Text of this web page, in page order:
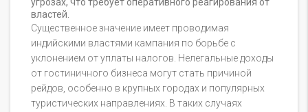
угрозах, что требует оперативного реагирования от
властей.
Существенное значение имеет проводимая
индийскими властями кампания по борьбе с
уклонением от уплаты налогов. Нелегальные доходы
от гостиничного бизнеса могут стать причиной
рейдов, особенно в крупных городах и популярных
туристических направлениях. В таких случаях